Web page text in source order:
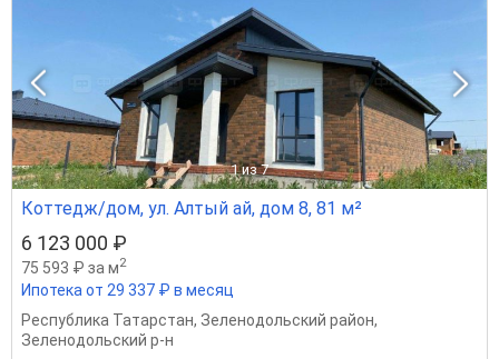
1 из 7
Коттедж/дом, ул. Алтый ай, дом 8, 81 м²
6 123 000 ₽
75 593 ₽ за м2
Ипотека от 29 337 ₽ в месяц
Республика Татарстан, Зеленодольский район,
Зеленодольский р-н